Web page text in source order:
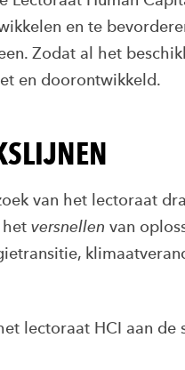
en te
Zodat al het
en doorontwikkeld.
van het lectoraat
het versnellen van
lectoraat HCI aan de